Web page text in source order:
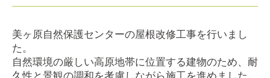
美ヶ原自然保護センターの屋根改修工事を行いまし
た。
自然環境の厳しい高原地帯に位置する建物のため、耐
久性と景観の調和を考慮しながら施工を進めました。